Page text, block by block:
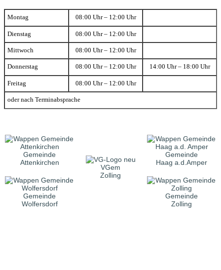
Montag 08:00 Uhr – 12:00 Uhr
Dienstag 08:00 Uhr – 12:00 Uhr
Mittwoch 08:00 Uhr – 12:00 Uhr
Donnerstag 08:00 Uhr – 12:00 Uhr 14:00 Uhr – 18:00 Uhr
Freitag 08:00 Uhr – 12:00 Uhr
oder nach Terminabsprache
Gemeinde
Attenkirchen
VGem
Zolling
Gemeinde
Haag a.d.Amper
Gemeinde
Wolfersdorf
Gemeinde
Zolling